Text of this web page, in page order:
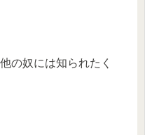
の奴には知られたく